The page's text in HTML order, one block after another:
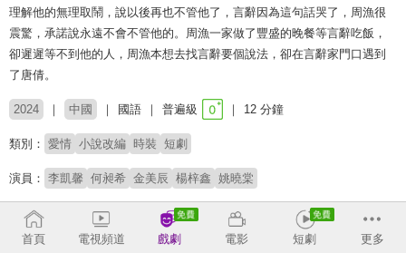
理解他的無理取鬧，說以後再也不管他了，言辭因為這句話哭了，周漁很
震驚，承諾說永遠不會不管他的。周漁一家做了豐盛的晚餐等言辭吃飯，
卻遲遲等不到他的人，周漁本想去找言辭要個說法，卻在言辭家門口遇到
了唐倩。
2024 中國 國語 普遍級 12 分鐘
類別： 愛情 小說改編 時裝 短劇
演員： 李凱馨 何昶希 金美辰 楊梓鑫 姚曉棠
導演：
原著： 阿司匹林《橘子汽水》
首頁 電視頻道 戲劇 電影 短劇 更多